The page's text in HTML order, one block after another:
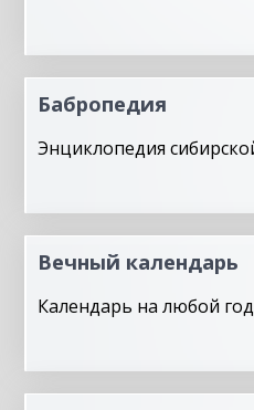
Бабропедия
Энциклопедия
Вечный календарь
Календарь на любой